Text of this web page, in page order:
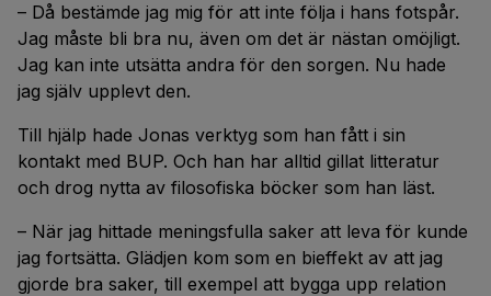
– Då bestämde jag mig för att inte följa i hans fotspår.
Jag måste bli bra nu, även om det är nästan omöjligt.
Jag kan inte utsätta andra för den sorgen. Nu hade
jag själv upplevt den.
Till hjälp hade Jonas verktyg som han fått i sin
kontakt med BUP. Och han har alltid gillat litteratur
och drog nytta av filosofiska böcker som han läst.
– När jag hittade meningsfulla saker att leva för kunde
jag fortsätta. Glädjen kom som en bieffekt av att jag
gjorde bra saker, till exempel att bygga upp relation